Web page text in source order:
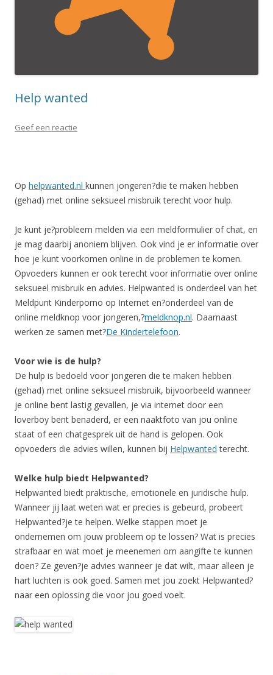
Help wanted
Geef een reactie
Op helpwanted.nl kunnen jongeren?die te maken hebben
(gehad) met online seksueel misbruik terecht voor hulp.
Je kunt je?probleem melden via een meldformulier of chat, en
je mag daarbij anoniem blijven. Ook vind je er informatie over
hoe je kunt voorkomen online in de problemen te komen.
Opvoeders kunnen er ook terecht voor informatie over online
seksueel misbruik en advies. Helpwanted is onderdeel van het
Meldpunt Kinderporno op Internet en?onderdeel van de
online meldknop voor jongeren,?meldknop.nl. Daarnaast
werken ze samen met?De Kindertelefoon.
Voor wie is de hulp?
De hulp is bedoeld voor jongeren die te maken hebben
(gehad) met online seksueel misbruik, bijvoorbeeld wanneer
je online bent lastig gevallen, je via internet door een
loverboy bent benaderd, er een naaktfoto van jou online
staat of een chatgesprek uit de hand is gelopen. Ook
opvoeders die advies willen, kunnen bij Helpwanted terecht.
Welke hulp biedt Helpwanted?
Helpwanted biedt praktische, emotionele en juridische hulp.
Wanneer jij laat weten wat er precies is gebeurd, probeert
Helpwanted?je te helpen. Welke stappen moet je
ondernemen om jouw probleem op te lossen? Wat is precies
strafbaar en wat moet je meenemen om aangifte te kunnen
doen? Ze geven?je advies wanneer je dat wilt, maar alleen je
hart luchten is ook goed. Samen met jou zoekt Helpwanted?
naar een oplossing die voor jou goed voelt.